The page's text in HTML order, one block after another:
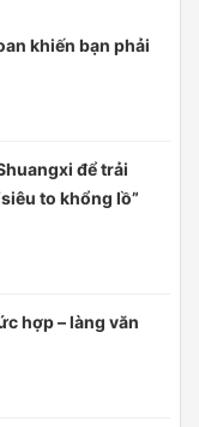
khiến bạn phải
để trải
to khổng lồ”
hợp – làng văn